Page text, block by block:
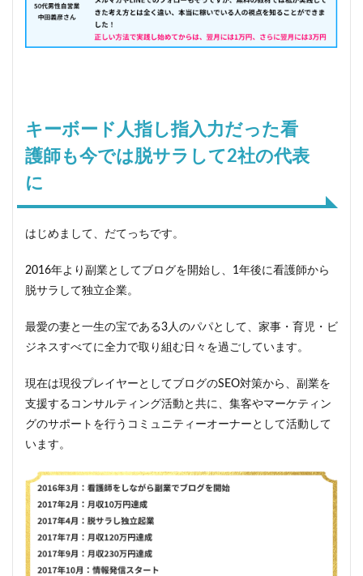
キーボード人指し指入力だった看
護師も今では脱サラして2社の代表
に
はじめまして、だてっちです。
2016年より副業としてブログを開始し、1年後に看護師から
脱サラして独立企業。
最愛の妻と一生の宝である3人のパパとして、家事・育児・ビ
ジネスすべてに全力で取り組む日々を過ごしています。
現在は現役プレイヤーとしてブログのSEO対策から、副業を
支援するコンサルティング活動と共に、集客やマーケティン
グのサポートを行うコミュニティーオーナーとして活動して
います。